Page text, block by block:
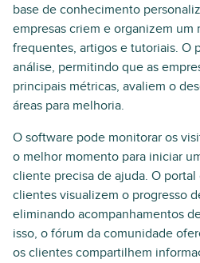
base de conhecimento
empresas criem e organizem
frequentes, artigos e tutoriais. O
análise, permitindo que as
principais métricas, avaliem o
áreas para melhoria.
O software pode monitorar os
o melhor momento para iniciar
cliente precisa de ajuda. O
clientes visualizem o progresso
eliminando acompanhamentos
isso, o fórum da comunidade
os clientes compartilhem